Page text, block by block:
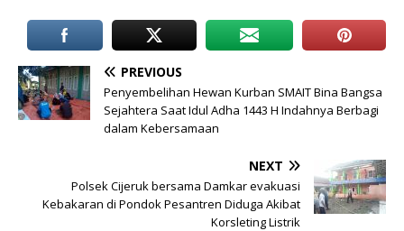
PREVIOUS
Penyembelihan Hewan Kurban SMAIT Bina Bangsa
Sejahtera Saat Idul Adha 1443 H Indahnya Berbagi
dalam Kebersamaan
NEXT
Polsek Cijeruk bersama Damkar evakuasi
Kebakaran di Pondok Pesantren Diduga Akibat
Korsleting Listrik